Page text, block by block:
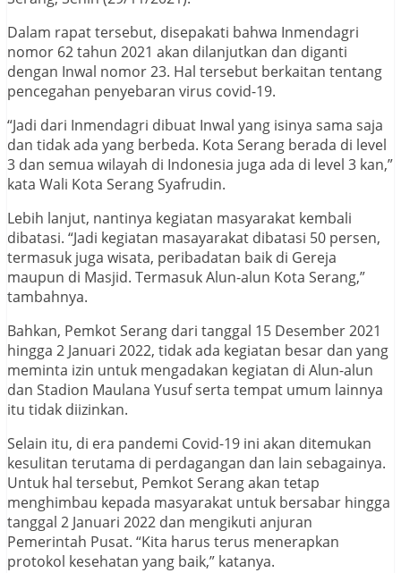
Dalam rapat tersebut, disepakati bahwa Inmendagri
nomor 62 tahun 2021 akan dilanjutkan dan diganti
dengan Inwal nomor 23. Hal tersebut berkaitan tentang
pencegahan penyebaran virus covid-19.
“Jadi dari Inmendagri dibuat Inwal yang isinya sama saja
dan tidak ada yang berbeda. Kota Serang berada di level
3 dan semua wilayah di Indonesia juga ada di level 3 kan,”
kata Wali Kota Serang Syafrudin.
Lebih lanjut, nantinya kegiatan masyarakat kembali
dibatasi. “Jadi kegiatan masayarakat dibatasi 50 persen,
termasuk juga wisata, peribadatan baik di Gereja
maupun di Masjid. Termasuk Alun-alun Kota Serang,”
tambahnya.
Bahkan, Pemkot Serang dari tanggal 15 Desember 2021
hingga 2 Januari 2022, tidak ada kegiatan besar dan yang
meminta izin untuk mengadakan kegiatan di Alun-alun
dan Stadion Maulana Yusuf serta tempat umum lainnya
itu tidak diizinkan.
Selain itu, di era pandemi Covid-19 ini akan ditemukan
kesulitan terutama di perdagangan dan lain sebagainya.
Untuk hal tersebut, Pemkot Serang akan tetap
menghimbau kepada masyarakat untuk bersabar hingga
tanggal 2 Januari 2022 dan mengikuti anjuran
Pemerintah Pusat. “Kita harus terus menerapkan
protokol kesehatan yang baik,” katanya.